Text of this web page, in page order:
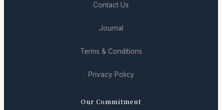
Contact Us
Journal
Terms & Conditions
Privacy Policy
Our Commitment